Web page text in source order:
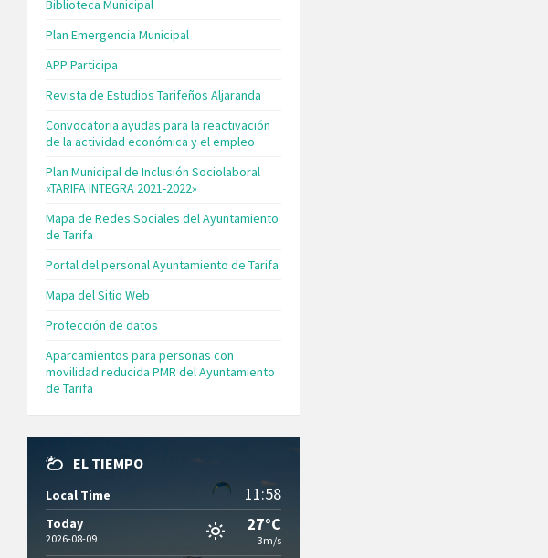
Biblioteca Municipal
Plan Emergencia Municipal
APP Participa
Revista de Estudios Tarifeños Aljaranda
Convocatoria ayudas para la reactivación
de la actividad económica y el empleo
Plan Municipal de Inclusión Sociolaboral
«TARIFA INTEGRA 2021-2022»
Mapa de Redes Sociales del Ayuntamiento
de Tarifa
Portal del personal Ayuntamiento de Tarifa
Mapa del Sitio Web
Protección de datos
Aparcamientos para personas con
movilidad reducida PMR del Ayuntamiento
de Tarifa
EL TIEMPO
Local Time 11:58
Today
2026-08-09
27°C
3m/s